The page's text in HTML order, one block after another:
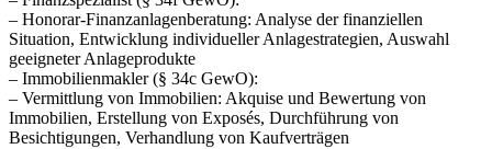
– Honorar-Finanzanlagenberatung: Analyse der finanziellen
Situation, Entwicklung individueller Anlagestrategien, Auswahl
geeigneter Anlageprodukte
– Immobilienmakler (§ 34c GewO):
– Vermittlung von Immobilien: Akquise und Bewertung von
Immobilien, Erstellung von Exposés, Durchführung von
Besichtigungen, Verhandlung von Kaufverträgen